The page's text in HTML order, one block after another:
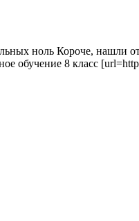
ноль Короче,
обучение 8 класс